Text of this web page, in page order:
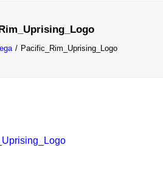
Pacific_Rim_Uprising_Logo